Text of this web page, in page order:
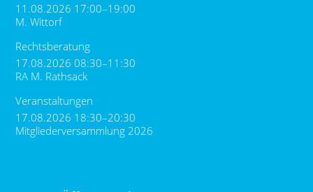
11.08.2026 17:00–19:00
M. Wittorf
Rechtsberatung
17.08.2026 08:30–11:30
RA M. Rathsack
Veranstaltungen
17.08.2026 18:30–20:30
Mitgliederversammlung 2026